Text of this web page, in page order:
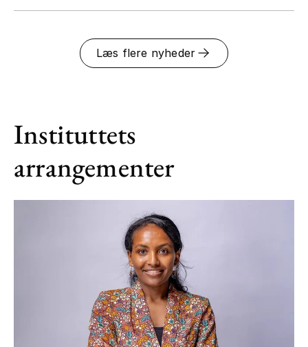
Læs flere nyheder
Instituttets
arrangementer